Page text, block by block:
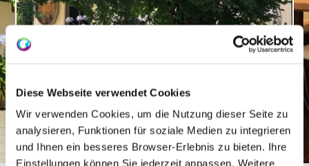
Diese Webseite verwendet Cookies
Wir verwenden Cookies, um die Nutzung dieser Seite zu
analysieren, Funktionen für soziale Medien zu integrieren
und Ihnen ein besseres Browser-Erlebnis zu bieten. Ihre
Einstellungen können Sie jederzeit anpassen. Weitere
Michel 1